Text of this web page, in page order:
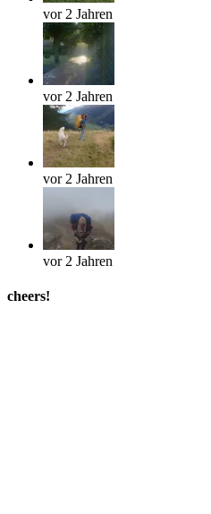
vor 2 Jahren
vor 2 Jahren
vor 2 Jahren
vor 2 Jahren
cheers!